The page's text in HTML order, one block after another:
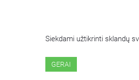
Siekdami užtikrinti sklandų
GERAI